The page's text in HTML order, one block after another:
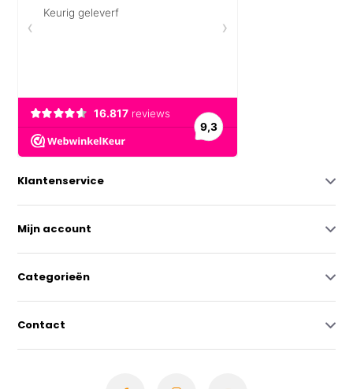
Klantenservice
Mijn account
Categorieën
Contact